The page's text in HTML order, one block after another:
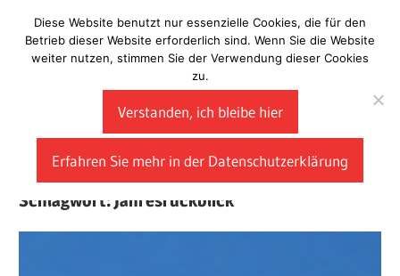
Inhalt
springen
Laberladen
Schlagwort: Jahresrückblick
Diese Website benutzt nur essenzielle Cookies, die für den
Betrieb dieser Website erforderlich sind. Wenn Sie die Website
weiter nutzen, stimmen Sie der Verwendung dieser Cookies
zu.
Verstanden, ich bleibe hier
Erfahren Sie mehr in der Datenschutzerklärung